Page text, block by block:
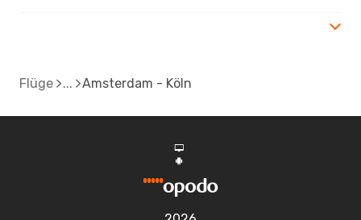
Flüge Amsterdam - Köln
d
A